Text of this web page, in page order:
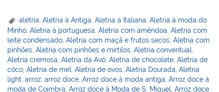
er
e
st
k
e
dI
n
c
e
b
o
o
itt
er
ai
l
h
o
o
M
ai
t
ar
e
aletria ,Aletria à Antiga ,Aletria à Italiana ,Aletria à moda do
Minho,Aletria à portuguesa,Aletria com amêndoa,Aletria com
leite condensado,Aletria com maçã e frutos secos,Aletria com
pinhões,Aletria com pinhões e mirtilos,Aletria conventual,
Aletria cremosa,Aletria da Avó,Aletria de chocolate,Aletria de
côco,Aletria de mel,Aletria de ovos,Aletria Dourada,Aletria
light,arroz,arroz doce,Arroz doce á moda antiga,Arroz doce á
moda de Coimbra,Arroz doce à Moda de S. Miguel,Arroz doce